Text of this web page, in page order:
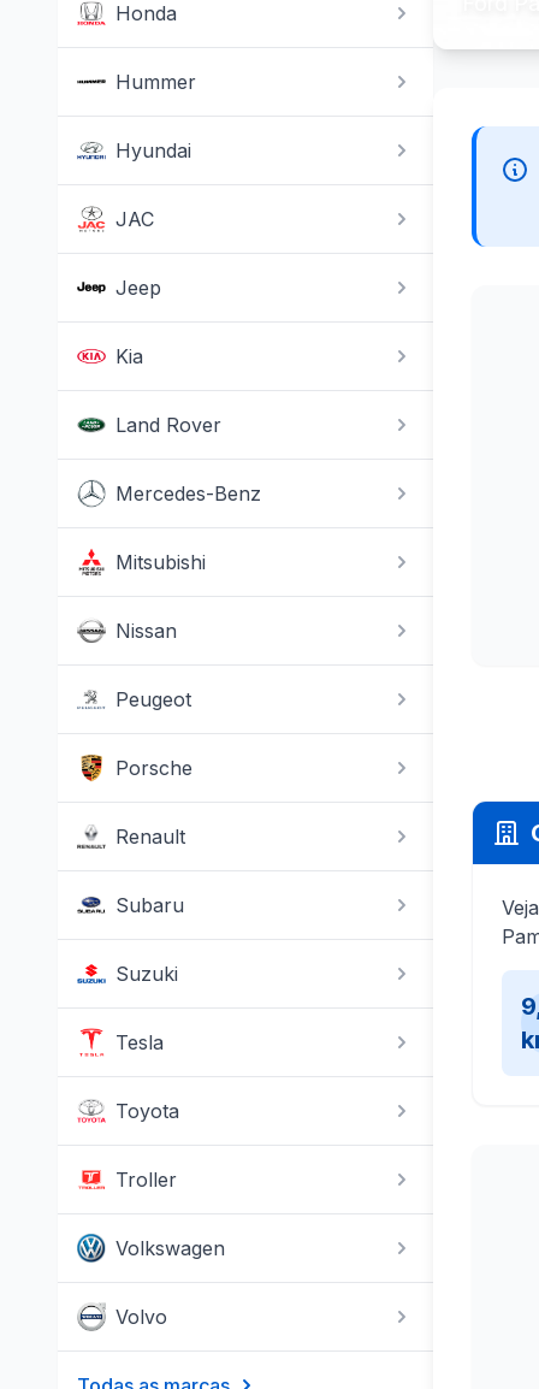
Honda
Hummer
Hyundai
JAC
Jeep
Kia
Land Rover
Mercedes-Benz
Mitsubishi
Nissan
Peugeot
Porsche
Renault
Subaru
Suzuki
Tesla
Toyota
Troller
Volkswagen
Volvo